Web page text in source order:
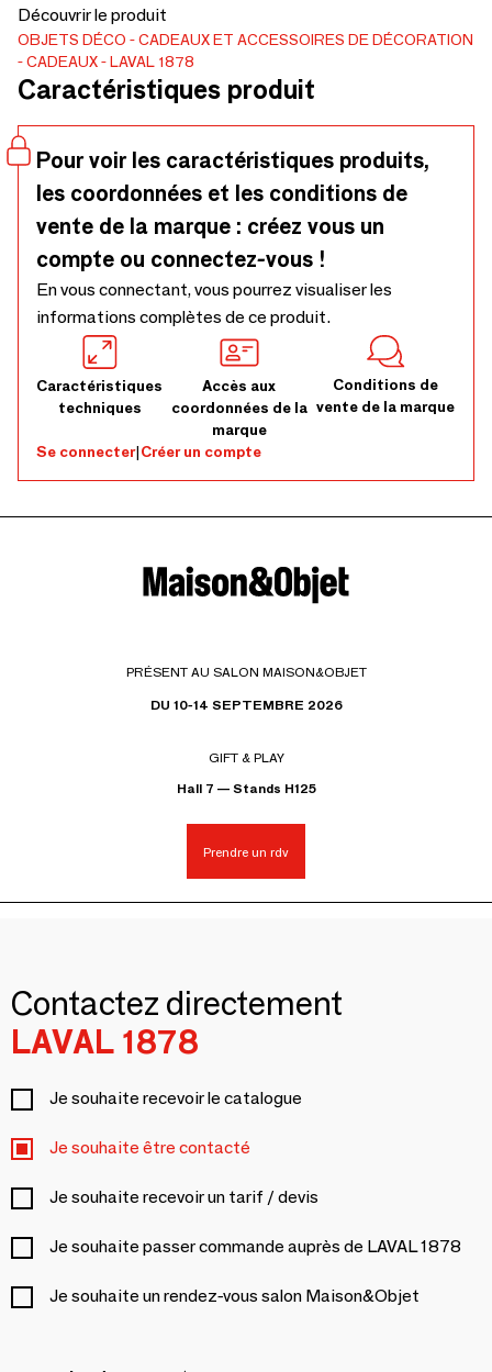
Découvrir le produit
OBJETS DÉCO
CADEAUX ET ACCESSOIRES DE DÉCORATION
CADEAUX
LAVAL 1878
Caractéristiques produit
Pour voir les caractéristiques produits,
les coordonnées et les conditions de
vente de la marque : créez vous un
compte ou connectez-vous !
En vous connectant, vous pourrez visualiser les
informations complètes de ce produit.
Caractéristiques
techniques
Accès aux
coordonnées de la
marque
Conditions de
vente de la marque
Se connecter|Créer un compte
PRÉSENT AU SALON MAISON&OBJET
DU 10-14 SEPTEMBRE 2026
GIFT & PLAY
Hall 7 — Stands H125
Prendre un rdv
Contactez directement
LAVAL 1878
Je souhaite recevoir le catalogue
Je souhaite être contacté
Je souhaite recevoir un tarif / devis
Je souhaite passer commande auprès de LAVAL 1878
Je souhaite un rendez-vous salon Maison&Objet